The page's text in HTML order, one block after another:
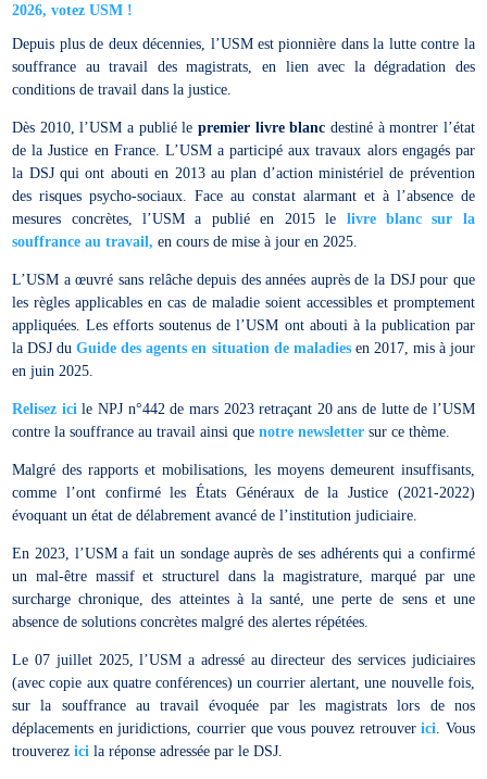
2026, votez USM !
Depuis plus de deux décennies, l’USM est pionnière dans la lutte contre la
souffrance au travail des magistrats, en lien avec la dégradation des
conditions de travail dans la justice.
Dès 2010, l’USM a publié le premier livre blanc destiné à montrer l’état
de la Justice en France. L’USM a participé aux travaux alors engagés par
la DSJ qui ont abouti en 2013 au plan d’action ministériel de prévention
des risques psycho-sociaux. Face au constat alarmant et à l’absence de
mesures concrètes, l’USM a publié en 2015 le livre blanc sur la
souffrance au travail, en cours de mise à jour en 2025.
L’USM a œuvré sans relâche depuis des années auprès de la DSJ pour que
les règles applicables en cas de maladie soient accessibles et promptement
appliquées. Les efforts soutenus de l’USM ont abouti à la publication par
la DSJ duGuide des agents en situation de maladiesen 2017, mis à jour
en juin 2025.
Relisez ici le NPJ n°442 de mars 2023 retraçant 20 ans de lutte de l’USM
contre la souffrance au travail ainsi quenotre newsletter sur ce thème.
Malgré des rapports et mobilisations, les moyens demeurent insuffisants,
comme l’ont confirmé les États Généraux de la Justice (2021-2022)
évoquant un état de délabrement avancé de l’institution judiciaire.
En 2023, l’USM a fait un sondage auprès de ses adhérents qui a confirmé
un mal-être massif et structurel dans la magistrature, marqué par une
surcharge chronique, des atteintes à la santé, une perte de sens et une
absence de solutions concrètes malgré des alertes répétées.
Le 07 juillet 2025, l’USM a adressé au directeur des services judiciaires
(avec copie aux quatre conférences) un courrier alertant, une nouvelle fois,
sur la souffrance au travail évoquée par les magistrats lors de nos
déplacements en juridictions, courrier que vous pouvez retrouverici . Vous
trouverezici la réponse adressée par le DSJ.